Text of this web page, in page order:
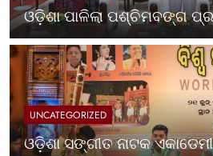
ଓଡ଼ିଶା ପାଳିଲା ପଶ୍ଚିମବଙ୍ଗ
UNCATEGORIZED
ଓଡ଼ିଶା ସଙ୍ଗୀତ ନାଟକ